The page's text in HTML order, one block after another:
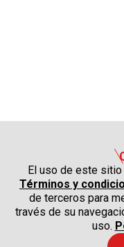
El uso de este
Términos y
de terceros para
través de su
uso.